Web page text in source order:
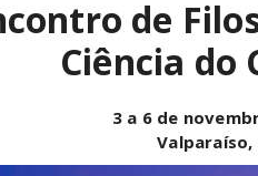
de
Ciência do
3 a 6 de
Valparaíso,